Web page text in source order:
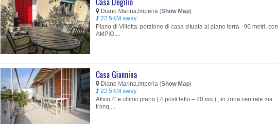
Diano Marina,Imperia (Show Map)
22.5KM away
Piano di Villetta: porzione di casa situata al piano terra - 90 metri, con
AMPIO....
Casa Giannina
Diano Marina,Imperia (Show Map)
22.5KM away
Attico 4°e ultimo piano ( 4 posti letto – 70 mq ) , in zona centrale ma
tranq....